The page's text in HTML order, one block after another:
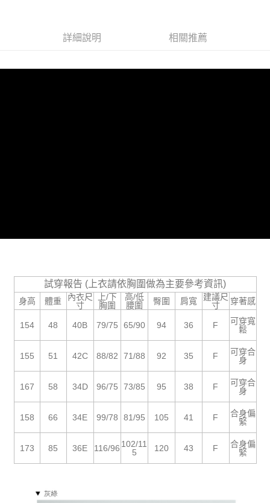
購買商品的店家。未經商家同意取消之訂單仍視為有效，需透過AFTEE先享
是否繳費成功／繳費後需取消欲退款等相關疑問，請聯繫「AFTEE先享後付
每筆NT$85，滿NT$799(含以上)免運費
詳細說明 相關推薦
試穿報告 (上衣請依胸圍做為主要參考資訊)
身高 體重
內衣尺
寸
上/下
胸圍
高/低
腰圍
臀圍 肩寬
建議尺
寸
穿著感
154 48 40B 79/75 65/90 94 36 F
可穿寬
鬆
155 51 42C 88/82 71/88 92 35 F
可穿合
身
167 58 34D 96/75 73/85 95 38 F
可穿合
身
158 66 34E 99/78 81/95 105 41 F
合身偏
緊
173 85 36E 116/96 102/11
5
120 43 F
合身偏
緊